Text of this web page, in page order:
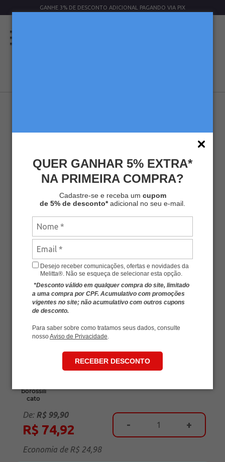
QUER GANHAR 5% EXTRA*
NA PRIMEIRA COMPRA?
Cadastre-se e receba um cupom
de 5% de desconto*adicional no seu e-mail.
Desejo receber comunicações, ofertas e novidades da
Melitta®. Não se esqueça de selecionar esta opção.
*Desconto válido em qualquer compra do site, limitado
a uma compra por CPF. Acumulativo com promoções
vigentes no site; não acumulativo com outros cupons
de desconto.
Para saber sobre como tratamos seus dados, consulte
nossoAviso de Privacidade.
RECEBER DESCONTO
GANHE 3% DE DESCONTO ADICIONAL PAGANDO VIA PIX
COPO ESPRESSO DE VIDRO DUPLO
MELITTA® 80ML
Acessórios Copo de Café
MLT-11001640
Avalie esse produto
borossili
cato
De: R$ 99,90
R$ 74,92
Economia de R$ 24,98
- +